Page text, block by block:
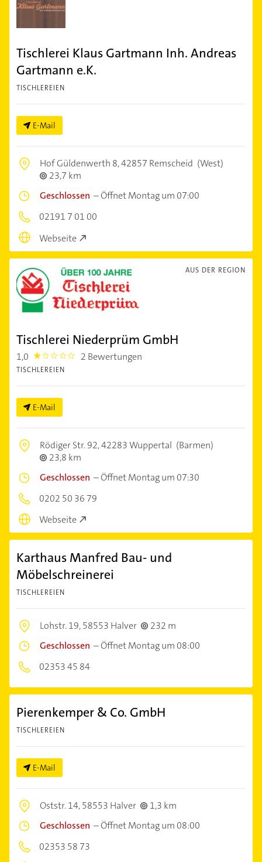
Tischlerei Klaus Gartmann Inh. Andreas
Gartmann e.K.
TISCHLEREIEN
E-Mail
Hof Güldenwerth 8,42857 Remscheid (West)
23,7 km
Geschlossen –Öffnet Montag um 07:00
02191 7 01 00
Webseite
AUS DER REGION
Tischlerei Niederprüm GmbH
1,0 1.0 2 Bewertungen
TISCHLEREIEN
E-Mail
Rödiger Str. 92,42283 Wuppertal (Barmen)
23,8 km
Geschlossen –Öffnet Montag um 07:30
0202 50 36 79
Webseite
Karthaus Manfred Bau- und
Möbelschreinerei
TISCHLEREIEN
Lohstr. 19,58553 Halver
232 m
Geschlossen –Öffnet Montag um 08:00
02353 45 84
Pierenkemper & Co. GmbH
TISCHLEREIEN
E-Mail
Oststr. 14,58553 Halver
1,3 km
Geschlossen –Öffnet Montag um 08:00
02353 58 73